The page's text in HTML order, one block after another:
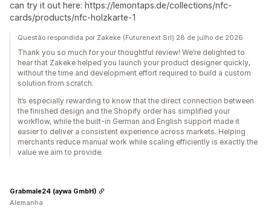
can try it out here: https://lemontaps.de/collections/nfc-
cards/products/nfc-holzkarte-1
Questão respondida por Zakeke (Futurenext Srl) 28 de julho de 2026
Thank you so much for your thoughtful review! We’re delighted to
hear that Zakeke helped you launch your product designer quickly,
without the time and development effort required to build a custom
solution from scratch.
It’s especially rewarding to know that the direct connection between
the finished design and the Shopify order has simplified your
workflow, while the built-in German and English support made it
easier to deliver a consistent experience across markets. Helping
merchants reduce manual work while scaling efficiently is exactly the
value we aim to provide.
Grabmale24 (aywa GmbH)
Alemanha